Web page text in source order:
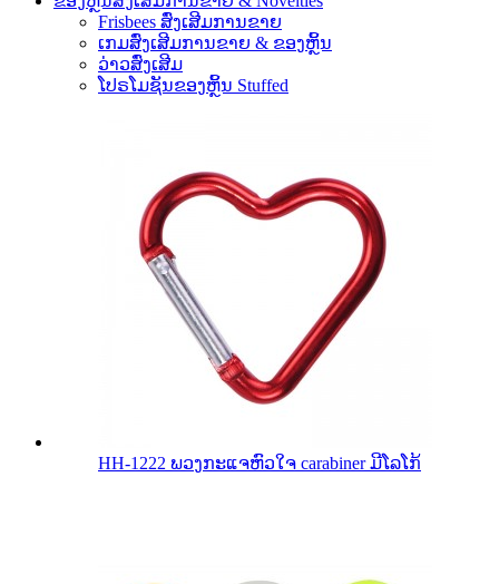
Frisbees ສົ່ງເສີມການຂາຍ
ເກມສົ່ງເສີມການຂາຍ & ຂອງຫຼິ້ນ
ວ່າວສົ່ງເສີມ
ໂປຣໂມຊັນຂອງຫຼິ້ນ Stuffed
HH-1222 ພວງກະແຈຫົວໃຈ carabiner ມີໂລໂກ້